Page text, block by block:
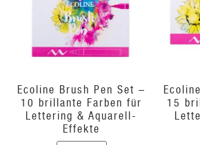
Ecoline Brush Pen Set –
10 brillante Farben für
Lettering & Aquarell-
Effekte
15